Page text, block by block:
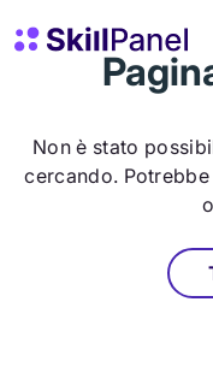
SkillPanel homepage
Non è stato
cercando.